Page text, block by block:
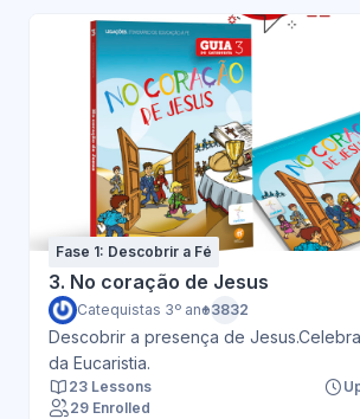
Fase 1: Descobrir a Fé
3. No coração de Jesus
Catequistas 3º ano+3832
Descobrir a presença de
da Eucaristia.
23 Lessons
29 Enrolled